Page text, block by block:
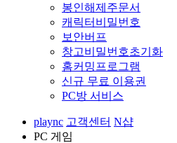
봉인해제주문서
캐릭터비밀번호
보안버프
창고비밀번호초기화
홈커밍프로그램
신규 무료 이용권
PC방 서비스
plaync 고객센터 N샵
PC 게임